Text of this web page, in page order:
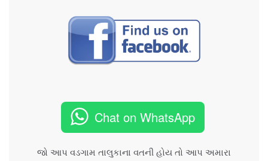
Chat on WhatsApp
જો આપ વડગામ તાલુકાના વતની હોય તો આપ અમારા